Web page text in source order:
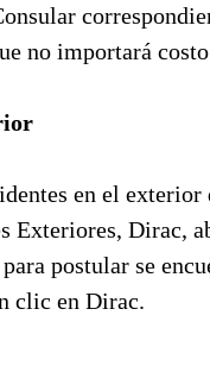
no importará
en el
Exteriores, Dirac,
postular se
clic en Dirac.